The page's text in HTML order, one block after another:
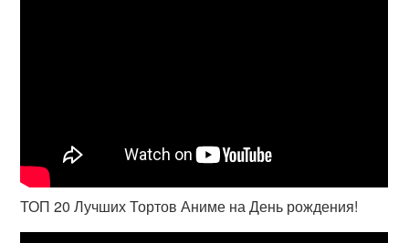
ТОП 20 Лучших Тортов Аниме на День рождения!